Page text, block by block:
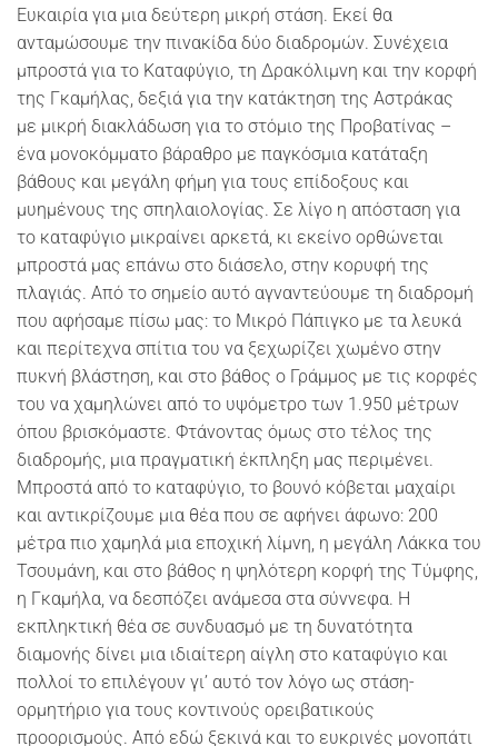
Ευκαιρία για μια δεύτερη μικρή στάση. Εκεί θα
ανταμώσουμε την πινακίδα δύο διαδρομών. Συνέχεια
μπροστά για το Καταφύγιο, τη Δρακόλιμνη και την κορφή
της Γκαμήλας, δεξιά για την κατάκτηση της Αστράκας
με μικρή διακλάδωση για το στόμιο της Προβατίνας –
ένα μονοκόμματο βάραθρο με παγκόσμια κατάταξη
βάθους και μεγάλη φήμη για τους επίδοξους και
μυημένους της σπηλαιολογίας. Σε λίγο η απόσταση για
το καταφύγιο μικραίνει αρκετά, κι εκείνο ορθώνεται
μπροστά μας επάνω στο διάσελο, στην κορυφή της
πλαγιάς. Από το σημείο αυτό αγναντεύουμε τη διαδρομή
που αφήσαμε πίσω μας: το Μικρό Πάπιγκο με τα λευκά
και περίτεχνα σπίτια του να ξεχωρίζει χωμένο στην
πυκνή βλάστηση, και στο βάθος ο Γράμμος με τις κορφές
του να χαμηλώνει από το υψόμετρο των 1.950 μέτρων
όπου βρισκόμαστε. Φτάνοντας όμως στο τέλος της
διαδρομής, μια πραγματική έκπληξη μας περιμένει.
Μπροστά από το καταφύγιο, το βουνό κόβεται μαχαίρι
και αντικρίζουμε μια θέα που σε αφήνει άφωνο: 200
μέτρα πιο χαμηλά μια εποχική λίμνη, η μεγάλη Λάκκα του
Τσουμάνη, και στο βάθος η ψηλότερη κορφή της Τύμφης,
η Γκαμήλα, να δεσπόζει ανάμεσα στα σύννεφα. Η
εκπληκτική θέα σε συνδυασμό με τη δυνατότητα
διαμονής δίνει μια ιδιαίτερη αίγλη στο καταφύγιο και
πολλοί το επιλέγουν γι’ αυτό τον λόγο ως στάση-
ορμητήριο για τους κοντινούς ορειβατικούς
προορισμούς. Από εδώ ξεκινά και το ευκρινές μονοπάτι